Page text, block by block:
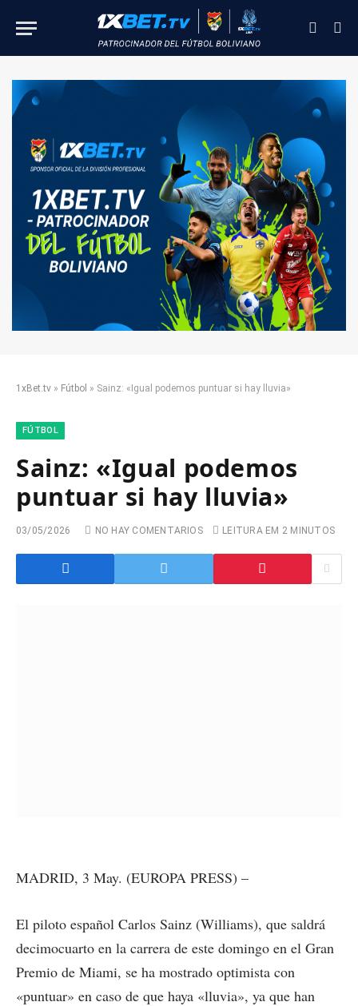
1xBet.tv » Fútbol » Sainz: «Igual podemos puntuar si hay lluvia»
FÚTBOL
Sainz: «Igual podemos
puntuar si hay lluvia»
03/05/2026 NO HAY COMENTARIOS LEITURA EM 2 MINUTOS
MADRID, 3 May. (EUROPA PRESS) –
El piloto español Carlos Sainz (Williams), que saldrá
decimocuarto en la carrera de este domingo en el Gran
Premio de Miami, se ha mostrado optimista con
«puntuar» en caso de que haya «lluvia», ya que han